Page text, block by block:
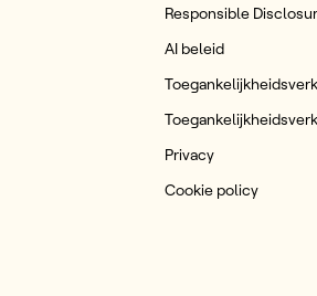
Responsible
AI beleid
Privacy
Cookie policy